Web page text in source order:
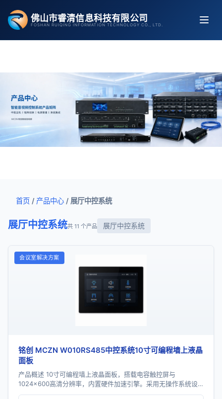
容
佛山市睿清信息科技有限公司
FOSHAN RUIQING INFORMATION TECHNOLOGY CO., LTD.
首页 / 产品中心 / 展厅中控系统
展厅中控系统共 11 个产品 展厅中控系统
会议室解决方案
铭创 MCZN W010RS485中控系统10寸可编程墙上液晶
面板
产品概述 10寸可编程墙上液晶面板，搭载电容触控屏与
1024×600高清分辨率，内置硬件加速引擎。采用无操作系统设
计，上电即用、秒级开机，同时呈现安卓级丝滑动画...